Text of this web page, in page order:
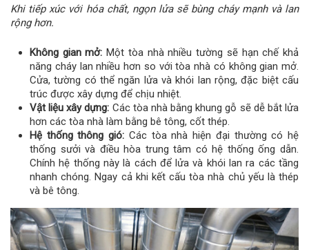
Khi tiếp xúc với hóa chất, ngọn lửa sẽ bùng cháy mạnh và lan
rộng hơn.
Không gian mở: Một tòa nhà nhiều tường sẽ hạn chế khả
năng cháy lan nhiều hơn so với tòa nhà có không gian mở.
Cửa, tường có thể ngăn lửa và khói lan rộng, đặc biệt cấu
trúc được xây dựng để chịu nhiệt.
Vật liệu xây dựng: Các tòa nhà bằng khung gỗ sẽ dễ bắt lửa
hơn các tòa nhà làm bằng bê tông, cốt thép.
Hệ thống thông gió: Các tòa nhà hiện đại thường có hệ
thống sưởi và điều hòa trung tâm có hệ thống ống dẫn.
Chính hệ thống này là cách để lửa và khói lan ra các tầng
nhanh chóng. Ngay cả khi kết cấu tòa nhà chủ yếu là thép
và bê tông.